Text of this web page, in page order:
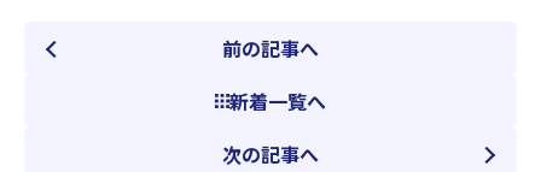
前の記事へ
新着一覧へ
次の記事へ